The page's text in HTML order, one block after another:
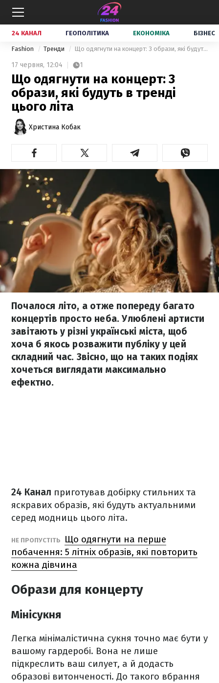
24 КАНАЛ ГЕОПОЛІТИКА ЕКОНОМІКА БІЗНЕС
Fashion Тренди Що одягнути на концерт: 3 образи, які будуть в тренді цього літа
17 червня, 12:04 1
Що одягнути на концерт: 3
образи, які будуть в тренді
цього літа
Христина Кобак
Почалося літо, а отже попереду багато
концертів просто неба. Улюблені артисти
завітають у різні українські міста, щоб
хоча б якось розважити публіку у цей
складний час. Звісно, що на таких подіях
хочеться виглядати максимально
ефектно.
24 Канал приготував добірку стильних та
яскравих образів, які будуть актуальними
серед модниць цього літа.
НЕ ПРОПУСТІТЬ
Що одягнути на перше
побачення: 5 літніх образів, які повторить
кожна дівчина
Образи для концерту
Мінісукня
Легка мінімалістична сукня точно має бути у
вашому гардеробі. Вона не лише
підкреслить ваш силует, а й додасть
образові витонченості. До такого вбрання